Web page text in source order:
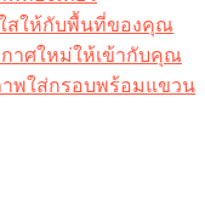
สให้กับพื้นที่ของคุณ
าศใหม่ให้เข้ากับคุณ
พใส่กรอบพร้อมแขวน​